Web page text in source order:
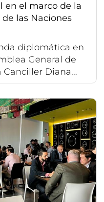
en el marco de la
las Naciones
diplomática en
General de
Canciller Diana...